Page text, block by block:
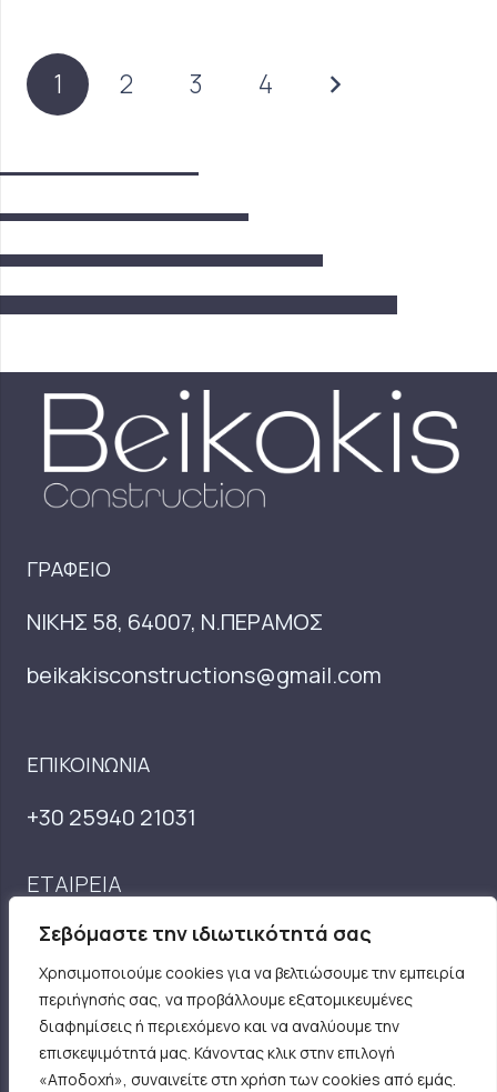
Σεβόμαστε την ιδιωτικότητά σας
Χρησιμοποιούμε cookies για να βελτιώσουμε την εμπειρία
περιήγησής σας, να προβάλλουμε εξατομικευμένες
διαφημίσεις ή περιεχόμενο και να αναλύουμε την
επισκεψιμότητά μας. Κάνοντας κλικ στην επιλογή
«Αποδοχή», συναινείτε στη χρήση των cookies από εμάς.
1 2 3 4
ΓΡΑΦΕΙΟ
ΝΙΚΗΣ 58, 64007, Ν.ΠΕΡΑΜΟΣ
beikakisconstructions@gmail.com
ΕΠΙΚΟΙΝΩΝΙΑ
+30 25940 21031
ΕΤΑΙΡΕΊΑ
ΈΡΓΑ
ΥΠΗΡΕΣΙΕΣ
ΕΠΙΚΟΙΝΩΝΊΑ
ΒΡΕΙΤΕ ΜΑΣ